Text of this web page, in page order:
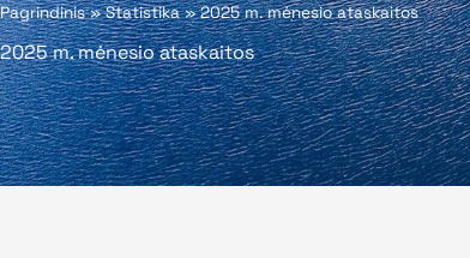
Pagrindinis»Statistika»2025 m. mėnesio ataskaitos
2025 m. mėnesio ataskaitos